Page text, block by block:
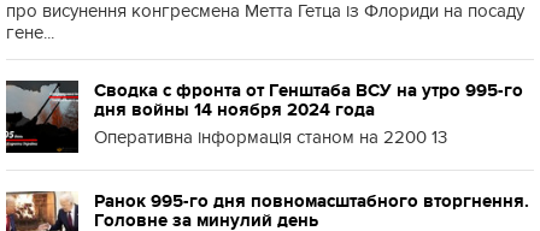
про висунення конгресмена Метта Гетца із Флориди на посаду
гене...
Сводка с фронта от Генштаба ВСУ на утро 995-го
дня войны 14 ноября 2024 года
Оперативна інформація станом на 2200 13
Ранок 995-го дня повномасштабного вторгнення.
Головне за минулий день